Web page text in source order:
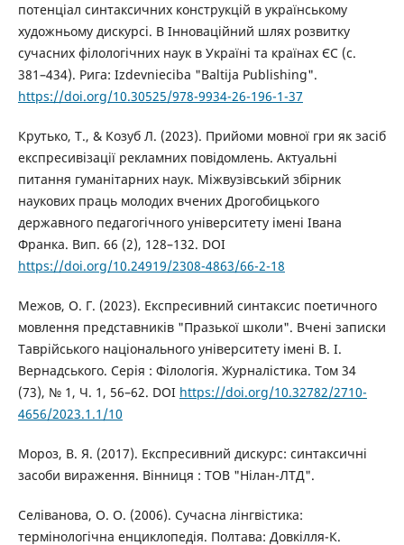
потенціал синтаксичних конструкцій в українському
художньому дискурсі. В Інноваційний шлях розвитку
сучасних філологічних наук в Україні та країнах ЄС (с.
381–434). Рига: Izdevnieciba "Baltija Publishing".
https://doi.org/10.30525/978-9934-26-196-1-37
Крутько, Т., & Козуб Л. (2023). Прийоми мовної гри як засіб
експресивізації рекламних повідомлень. Актуальнi
питання гуманiтарних наук. Міжвузівський збірник
наукових праць молодих вчених Дрогобицького
державного педагогічного університету імені Івана
Франка. Вип. 66 (2), 128–132. DOI
https://doi.org/10.24919/2308-4863/66-2-18
Межов, О. Г. (2023). Експресивний синтаксис поетичного
мовлення представників "Празької школи". Вчені записки
Таврійського національного університету імені В. І.
Вернадського. Серія : Філологія. Журналістика. Том 34
(73), № 1, Ч. 1, 56–62. DOI https://doi.org/10.32782/2710-
4656/2023.1.1/10
Мороз, В. Я. (2017). Експресивний дискурс: синтаксичні
засоби вираження. Вінниця : ТОВ "Нілан-ЛТД".
Селіванова, О. О. (2006). Сучасна лінгвістика:
термінологічна енциклопедія. Полтава: Довкілля-К.